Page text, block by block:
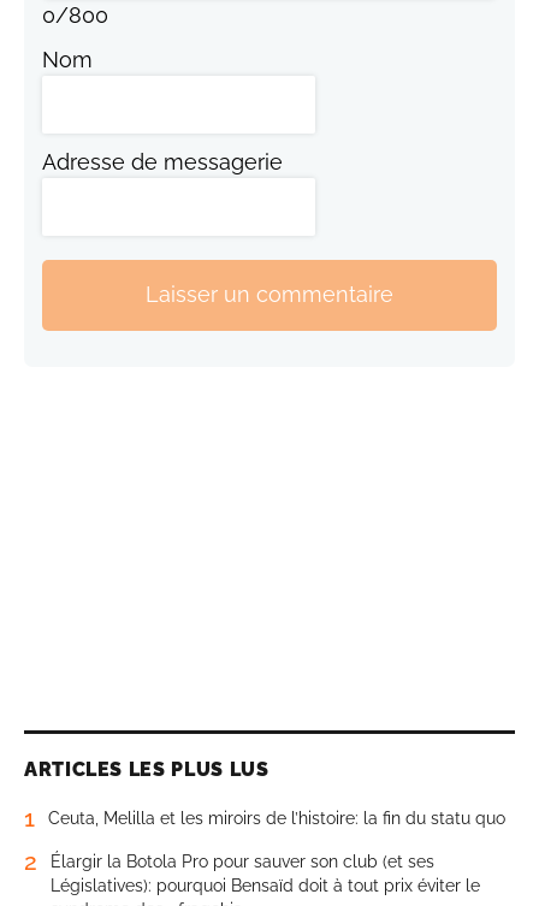
0/800
Nom
Adresse de messagerie
Laisser un commentaire
ARTICLES LES PLUS LUS
1 Ceuta, Melilla et les miroirs de l’histoire: la fin du statu quo
2
Élargir la Botola Pro pour sauver son club (et ses
Législatives): pourquoi Bensaïd doit à tout prix éviter le